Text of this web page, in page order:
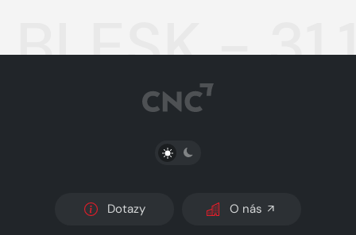
BLESK -
PŘEPNOUT SVĚTLÝ/TMAVÝ REŽIM
Dotazy O nás